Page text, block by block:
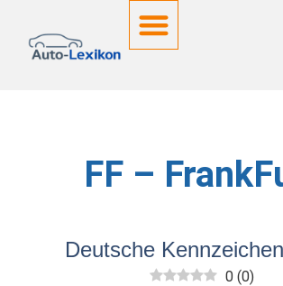
FF –
Deutsche
0 (0)